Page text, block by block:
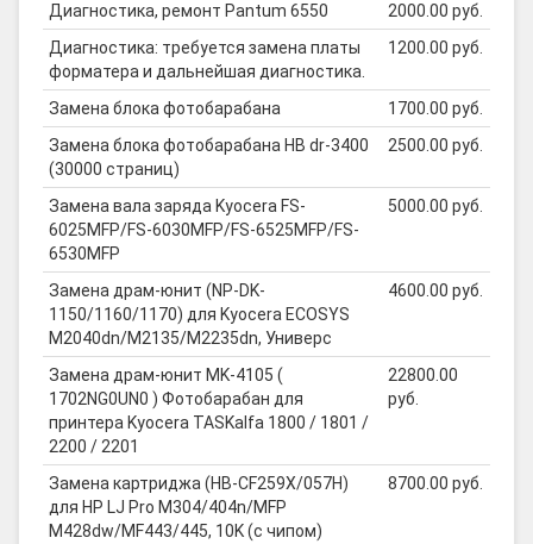
Диагностика, ремонт Pantum 6550
2000.00 руб.
Диагностика: требуется замена платы
форматера и дальнейшая диагностика.
1200.00 руб.
Замена блока фотобарабана
1700.00 руб.
Замена блока фотобарабана HB dr-3400
(30000 страниц)
2500.00 руб.
Замена вала заряда Kyocera FS-
6025MFP/FS-6030MFP/FS-6525MFP/FS-
6530MFP
5000.00 руб.
Замена драм-юнит (NP-DK-
1150/1160/1170) для Kyocera ECOSYS
M2040dn/M2135/M2235dn, Универс
4600.00 руб.
Замена драм-юнит MK-4105 (
1702NG0UN0 ) Фотобарабан для
принтера Kyocera TASKalfa 1800 / 1801 /
2200 / 2201
22800.00
руб.
Замена картриджа (HB-CF259X/057H)
для HP LJ Pro M304/404n/MFP
M428dw/MF443/445, 10K (с чипом)
8700.00 руб.